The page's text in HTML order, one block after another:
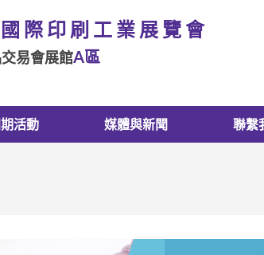
際印刷工業展覽會
易會展館A區
活動 媒體與新聞 聯繫